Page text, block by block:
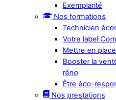
Exemplarité
Nos formations
Technicien
Votre label
Mettre en
Booster la
réno
Être éco-
Nos prestations